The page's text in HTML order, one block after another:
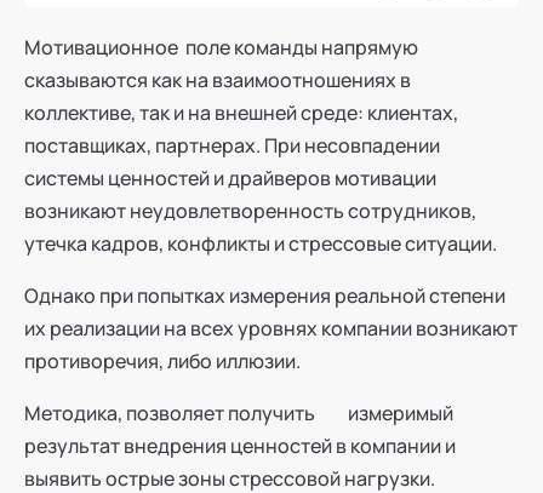
Мотивационное поле команды напрямую
сказываются как на взаимоотношениях в
коллективе, так и на внешней среде: клиентах,
поставщиках, партнерах. При несовпадении
системы ценностей и драйверов мотивации
возникают неудовлетворенность сотрудников,
утечка кадров, конфликты и стрессовые ситуации.
Однако при попытках измерения реальной степени
их реализации на всех уровнях компании возникают
противоречия, либо иллюзии.
Методика, позволяет получить измеримый
результат внедрения ценностей в компании и
выявить острые зоны стрессовой нагрузки.